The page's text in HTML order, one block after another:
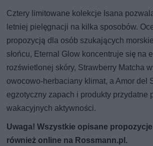
Cztery limitowane kolekcje Isana
letniej pielęgnacji na kilka sposobów.
propozycją dla osób szukających
słońcu, Eternal Glow koncentruje się na
rozświetlonej skóry, Strawberry Matcha
owocowo-herbaciany klimat, a Amor del
egzotyczny zapach i produkty przydatne
wakacyjnych aktywności.
Uwaga! Wszystkie opisane
również online na Rossmann.pl.